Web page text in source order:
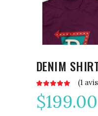
DENIM
Noté
sur 5
basé
sur
notation
(1
$199.00